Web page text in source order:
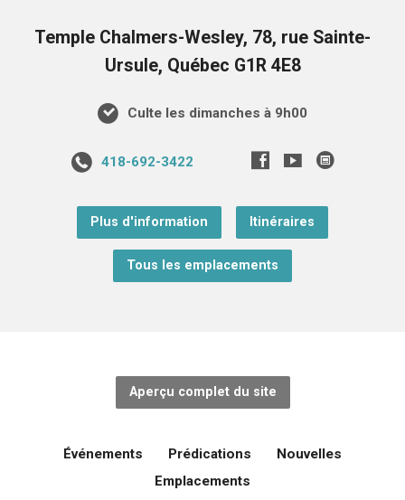
Temple Chalmers-Wesley, 78, rue Sainte-
Ursule, Québec G1R 4E8
Culte les dimanches à 9h00
418-692-3422
Plus d'information Itinéraires
Tous les emplacements
Aperçu complet du site
Événements Prédications
Nouvelles
Emplacements